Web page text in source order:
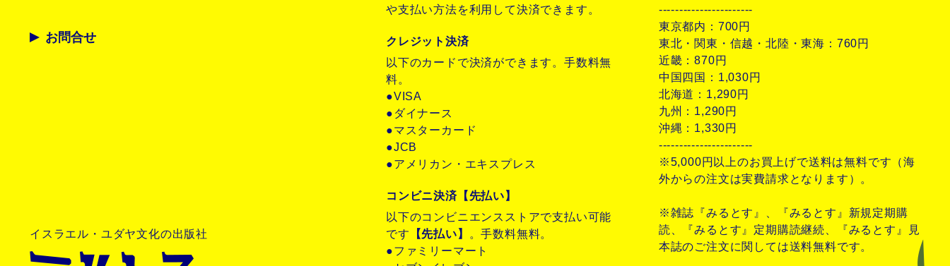
お問合せ
や支払い方法を利用して決済できます。
クレジット決済
以下のカードで決済ができます。手数料無
料。
●VISA
●ダイナース
●マスターカード
●JCB
●アメリカン・エキスプレス
コンビニ決済【先払い】
以下のコンビニエンスストアで支払い可能
です 【先払い】
。手数料無料。
●ファミリーマート
-----------------------
東京都内：700円
東北・関東・信越・北陸・東海：760円
近畿：870円
中国四国：1,030円
北海道：1,290円
九州：1,290円
沖縄：1,330円
-----------------------
※5,000円以上のお買上げで送料は無料です（海
外からの注文は実費請求となります）。
※雑誌『みるとす』、『みるとす』新規定期購
読、『みるとす』定期購読継続、『みるとす』見
本誌のご注文に関しては送料無料です。
イスラエル・ユダヤ文化の出版社